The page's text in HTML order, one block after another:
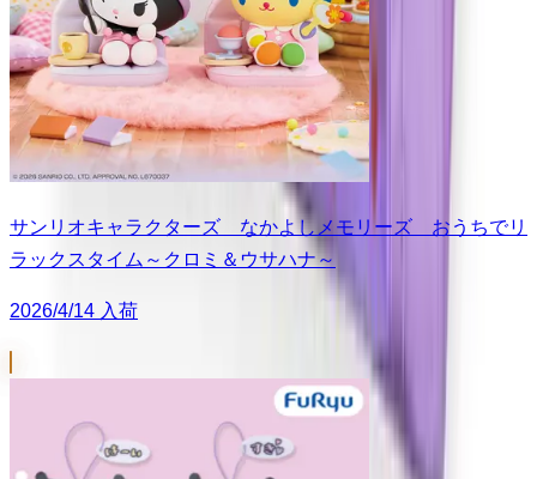
サンリオキャラクターズ なかよしメモリーズ おうちでリ
ラックスタイム～クロミ＆ウサハナ～
2026/4/14 入荷